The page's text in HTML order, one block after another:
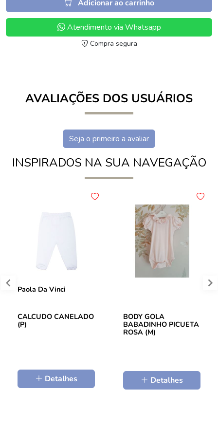
Adicionar ao carrinho
Atendimento via Whatsapp
Compra segura
AVALIAÇÕES DOS USUÁRIOS
Seja o primeiro a avaliar
INSPIRADOS NA SUA NAVEGAÇÃO
Paola Da Vinci
CALCUDO CANELADO
(P)
Detalhes
BODY GOLA
BABADINHO PICUETA
ROSA (M)
Detalhes